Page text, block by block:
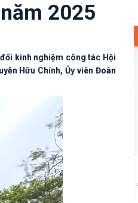
2025
kinh nghiệm công tác Hội
Hữu Chính, Ủy viên Đoàn